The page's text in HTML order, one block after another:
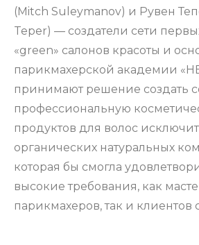
(Mitch Suleymanov) и Рувен
Teper) — создатели сети
«green» салонов красоты и
парикмахерской академии
принимают решение создать
профессиональную
продуктов для волос
органических натуральных
которая бы смогла
высокие требования, как
парикмахеров, так и клиентов